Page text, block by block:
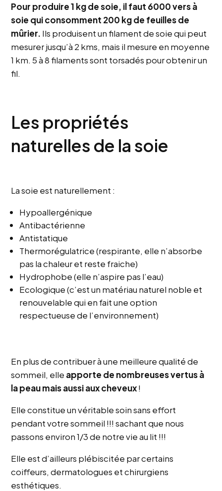
Pour produire 1 kg de soie, il faut 6000 vers à
soie qui consomment 200 kg de feuilles de
mûrier. Ils produisent un filament de soie qui peut
mesurer jusqu’à 2 kms, mais il mesure en moyenne
1 km. 5 à 8 filaments sont torsadés pour obtenir un
fil.
Les propriétés
naturelles de la soie
La soie est naturellement :
Hypoallergénique
Antibactérienne
Antistatique
Thermorégulatrice (respirante, elle n’absorbe
pas la chaleur et reste fraiche)
Hydrophobe (elle n’aspire pas l’eau)
Ecologique (c’est un matériau naturel noble et
renouvelable qui en fait une option
respectueuse de l’environnement)
En plus de contribuer à une meilleure qualité de
sommeil, elle apporte de nombreuses vertus à
lapeau mais aussi aux cheveux!
Elle constitue un véritable soin sans effort
pendant votre sommeil !!! sachant que nous
passons environ 1/3 de notre vie au lit !!!
Elle est d’ailleurs plébiscitée par certains
coiffeurs, dermatologues et chirurgiens
esthétiques.